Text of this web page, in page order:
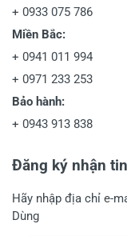
+ 0933 075 786
Miền Bắc:
+ 0941 011 994
+ 0971 233 253
Bảo hành:
+ 0943 913 838
Đăng ký nhận
Hãy nhập địa chỉ e-
Dùng